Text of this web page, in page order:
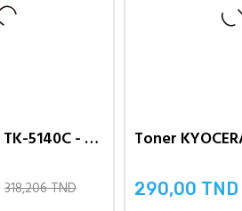
Toner KYOCERA TK-5140C - en...
318,206 TND Prix
290,00 TND